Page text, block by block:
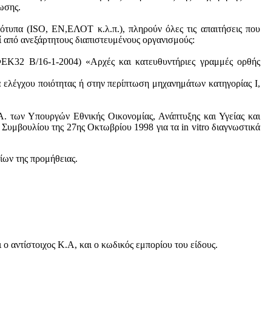
(ISO, ΕΝ,ΕΛΟΤ κ.λ.π.), πληρούν όλες τις απαιτήσεις που
ανεξάρτητους διαπιστευμένους οργανισμούς:
Β/16-1-2004) «Αρχές και κατευθυντήριες γραμμές ορθής
ποιότητας ή στην περίπτωση μηχανημάτων κατηγορίας Ι,
Υπουργών Εθνικής Οικονομίας, Ανάπτυξης και Υγείας και
της 27ης Οκτωβρίου 1998 για τα in vitro διαγνωστικά
της προμήθειας.
Κ.Α, και ο κωδικός εμπορίου του είδους.